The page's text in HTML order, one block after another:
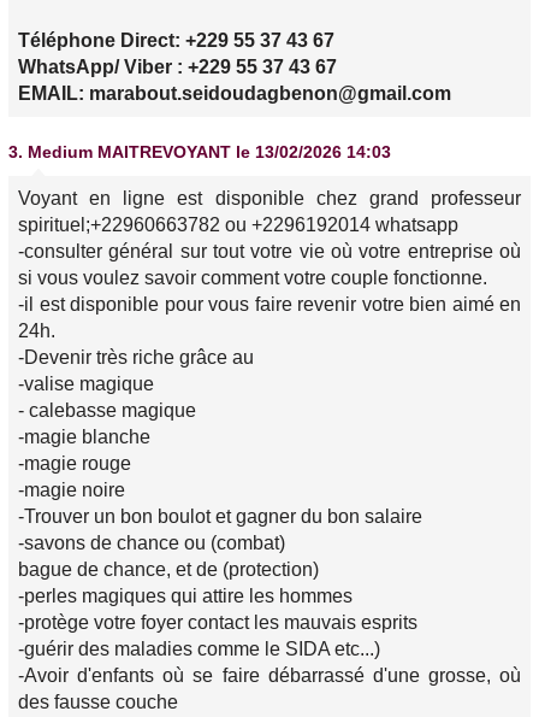
Téléphone Direct: +229 55 37 43 67
WhatsApp/ Viber : +229 55 37 43 67
EMAIL: marabout.seidoudagbenon@gmail.com
3. Medium MAITREVOYANT le 13/02/2026 14:03
Voyant en ligne est disponible chez grand professeur
spirituel;+22960663782 ou +2296192014 whatsapp
-consulter général sur tout votre vie où votre entreprise où
si vous voulez savoir comment votre couple fonctionne.
-il est disponible pour vous faire revenir votre bien aimé en
24h.
-Devenir très riche grâce au
-valise magique
- calebasse magique
-magie blanche
-magie rouge
-magie noire
-Trouver un bon boulot et gagner du bon salaire
-savons de chance ou (combat)
bague de chance, et de (protection)
-perles magiques qui attire les hommes
-protège votre foyer contact les mauvais esprits
-guérir des maladies comme le SIDA etc...)
-Avoir d'enfants où se faire débarrassé d'une grosse, où
des fausse couche